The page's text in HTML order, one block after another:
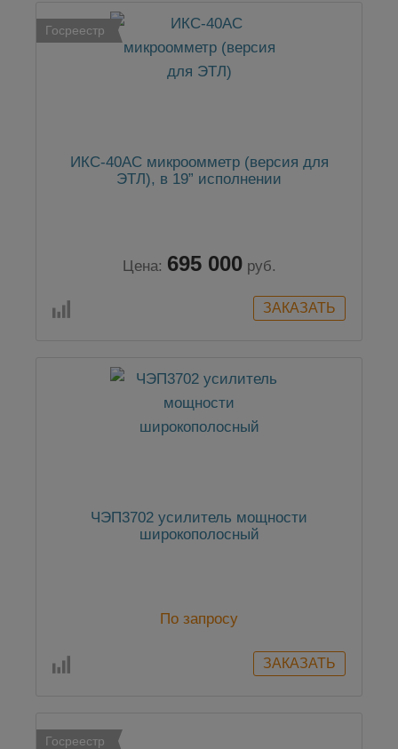
Госреестр
ИКС-40АС микроомметр (версия для
ЭТЛ), в 19” исполнении
Цена: 695 000 руб.
ЧЭП3702 усилитель мощности
широкополосный
По запросу
Госреестр